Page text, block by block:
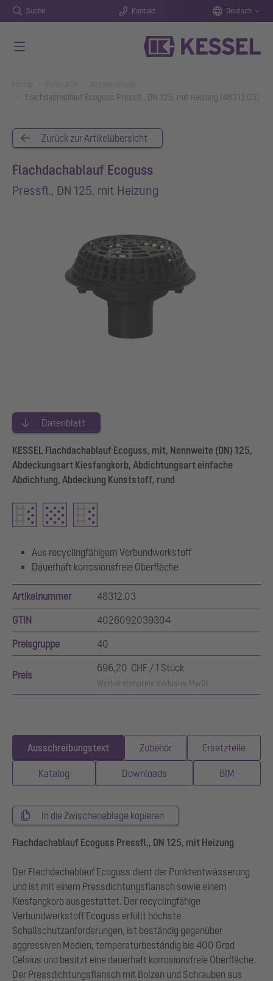
Suche Kontakt Deutsch
Flachdachablauf Ecoguss Pressfl., DN 125, mit Heizung (48312.03)
Zurück zur Artikelübersicht
Flachdachablauf Ecoguss
Pressfl., DN 125, mit Heizung
Datenblatt
KESSEL Flachdachablauf Ecoguss, mit, Nennweite (DN) 125,
Abdeckungsart Kiesfangkorb, Abdichtungsart einfache
Abdichtung, Abdeckung Kunststoff, rund
Aus recyclingfähigem Verbundwerkstoff
Dauerhaft korrosionsfreie Oberfläche
Artikelnummer 48312.03
GTIN 4026092039304
Preisgruppe 40
Preis
696,20 CHF / 1 Stück
Werkslistenpreis exklusive MwSt.
Ausschreibungstext Zubehör Ersatzteile
Katalog Downloads BIM
In die Zwischenablage kopieren
Flachdachablauf Ecoguss Pressfl., DN 125, mit Heizung
Der Flachdachablauf Ecoguss dient der Punktentwässerung
und ist mit einem Pressdichtungsflansch sowie einem
Kiesfangkorb ausgestattet. Der recyclingfähige
Verbundwerkstoff Ecoguss erfüllt höchste
Schallschutzanforderungen, ist beständig gegenüber
aggressiven Medien, temperaturbeständig bis 400 Grad
Celsius und besitzt eine dauerhaft korrosionsfreie Oberfläche.
Der Pressdichtungsflansch mit Bolzen und Schrauben aus